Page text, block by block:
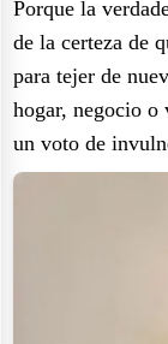
Porque la
de la certeza de
para tejer de
hogar, negocio o
un voto de